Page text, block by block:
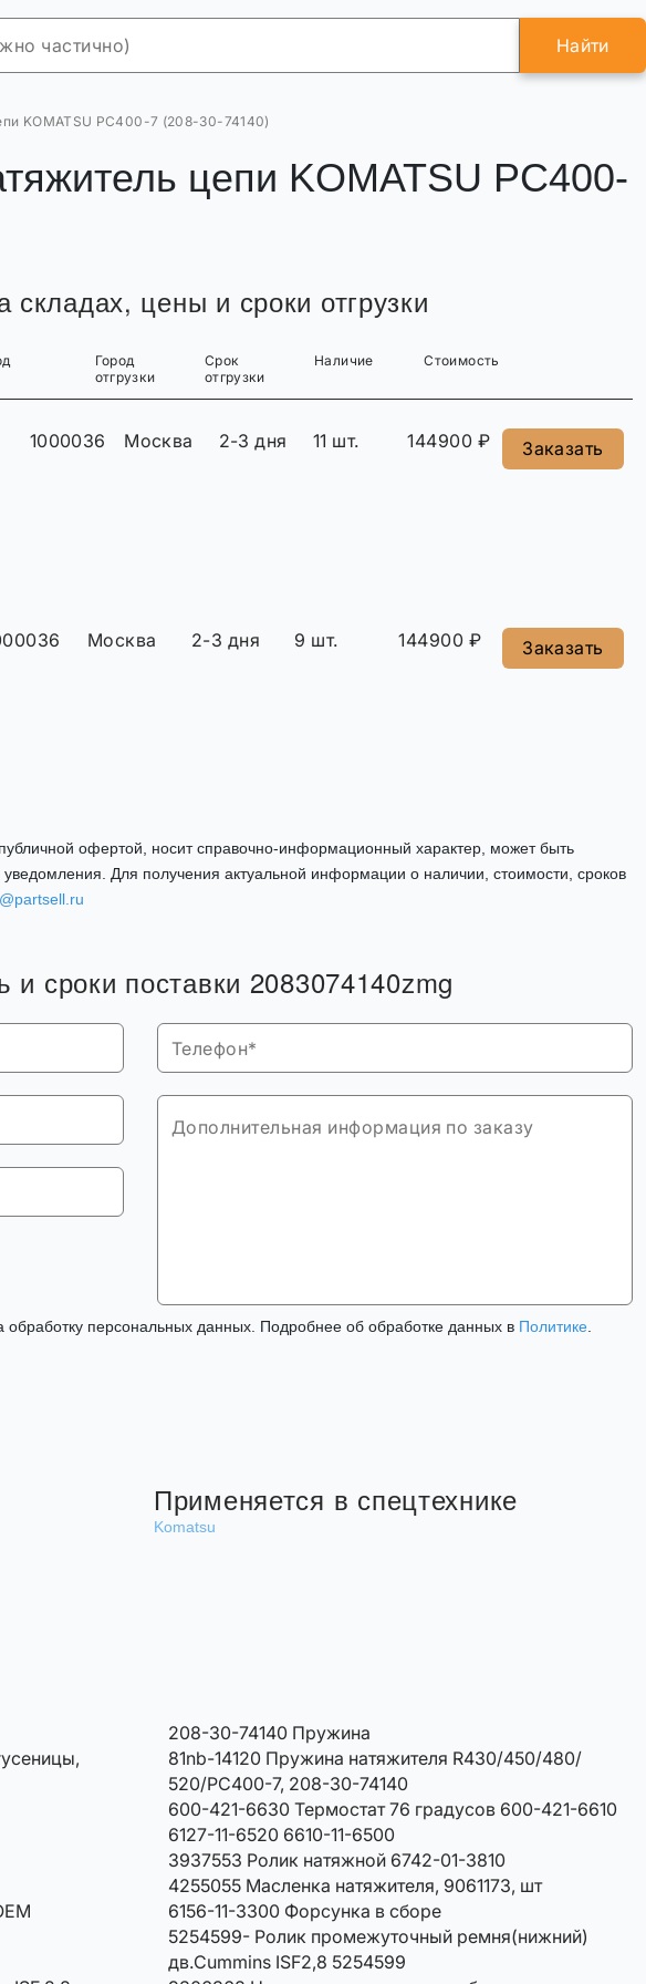
Найти
KOMATSU PC400-7 (208-30-74140)
цепи KOMATSU PC400-
цены и сроки отгрузки
Город
отгрузки
Срок
отгрузки
Наличие Стоимость
1000036 Москва 2-3 дня 11 шт. 144900 ₽ Заказать
Москва 2-3 дня 9 шт. 144900 ₽ Заказать
офертой, носит справочно-информационный характер, может быть
Для получения актуальной информации о наличии, стоимости, сроков
и сроки поставки 2083074140zmg
обработку персональных данных. Подробнее об обработке данных в Политике
Применяется в спецтехнике
Komatsu
208-30-74140 Пружина
81nb-14120 Пружина натяжителя R430/450/480/
520/PC400-7, 208-30-74140
600-421-6630 Термостат 76 градусов 600-421-6610
6127-11-6520 6610-11-6500
3937553 Ролик натяжной 6742-01-3810
4255055 Масленка натяжителя, 9061173, шт
6156-11-3300 Форсунка в сборе
5254599- Ролик промежуточный ремня(нижний)
дв.Cummins ISF2,8 5254599